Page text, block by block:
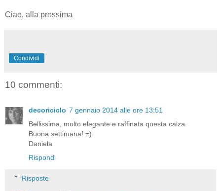
Ciao, alla prossima
Condividi
10 commenti:
decoriciclo 7 gennaio 2014 alle ore 13:51
Bellissima, molto elegante e raffinata questa calza.
Buona settimana! =)
Daniela
Rispondi
Risposte